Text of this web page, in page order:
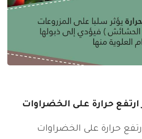
حرارة على الخضراوات
حرارة على الخضراوات